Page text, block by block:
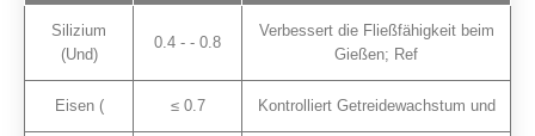
Silizium
(Und)
0.4 - - 0.8
Verbessert die Fließfähigkeit beim
Gießen; Ref
Eisen ( ≤ 0.7 Kontrolliert Getreidewachstum und